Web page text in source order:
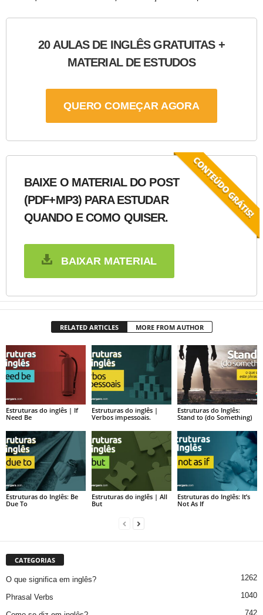
20 AULAS DE INGLÊS GRATUITAS +
MATERIAL DE ESTUDOS
QUERO COMEÇAR AGORA
BAIXE O MATERIAL DO POST
(PDF+MP3) PARA ESTUDAR
QUANDO E COMO QUISER.
BAIXAR MATERIAL
RELATED ARTICLES MORE FROM AUTHOR
Estruturas do inglês | If
Need Be
Estruturas do inglês |
Verbos impessoais.
Estruturas do Inglês:
Stand to (do Something)
Estruturas do Inglês: Be
Due To
Estruturas do inglês | All
But
Estruturas do Inglês: It’s
Not As If
CATEGORIAS
O que significa em inglês? 1262
Phrasal Verbs 1040
742